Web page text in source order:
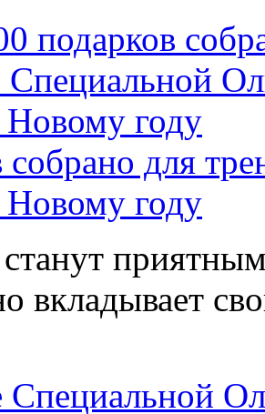
собрано для
Новому году
вкладывает